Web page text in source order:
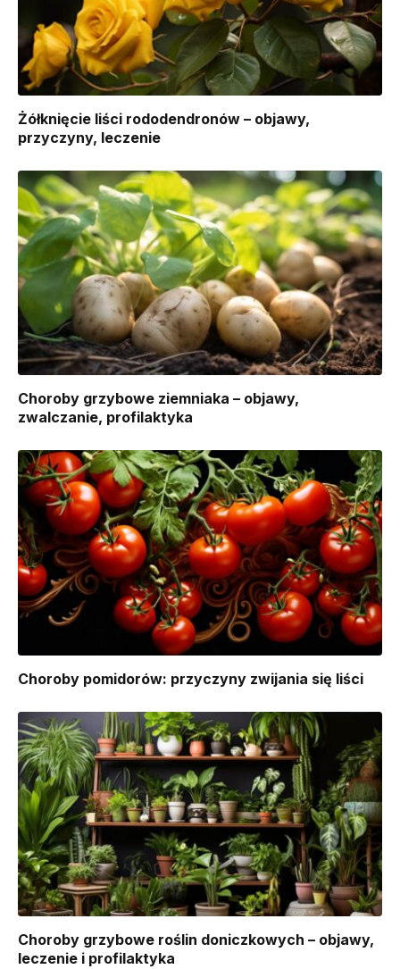
Żółknięcie liści rododendronów – objawy,
przyczyny, leczenie
Choroby grzybowe ziemniaka – objawy,
zwalczanie, profilaktyka
Choroby pomidorów: przyczyny zwijania się liści
Choroby grzybowe roślin doniczkowych – objawy,
leczenie i profilaktyka